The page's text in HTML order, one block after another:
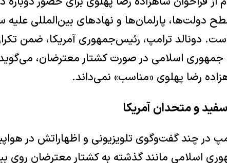
دولت‌ها، پارلمان‌ها و نهادهای بین‌المللی
دونالد ترامپ، رئیس‌جمهوری آمریکا، ضمن
اسلامی در صورت کشتار معترضان، می‌گوید
رضا پهلوی «مناسب» نمی‌داند.​
و متحدان آمریکا
در چند گفت‌وگوی تلویزیونی و اظهاراتش در
اسلامی مانند گذشته به کشتار معترضان روی